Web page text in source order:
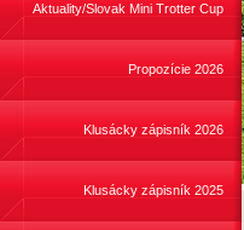
Aktuality/Slovak Mini Trotter Cup
Propozície 2026
Klusácky zápisník 2026
Klusácky zápisník 2025